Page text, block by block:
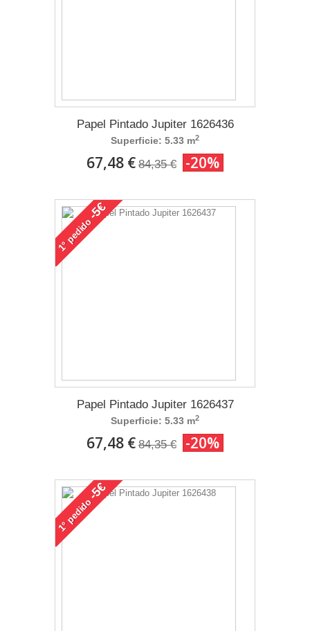
Papel Pintado Jupiter 1626436
Superficie: 5.33 m2
67,48 € 84,35 € -20%
1°
pedido
-5€
Papel Pintado Jupiter 1626437
Superficie: 5.33 m2
67,48 € 84,35 € -20%
1°
pedido
-5€